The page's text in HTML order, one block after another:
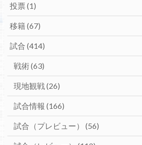
投票 (1)
移籍(67)
試合 (414)
戦術(63)
現地観戦 (26)
試合情報 (166)
試合（プレビュー） (56)